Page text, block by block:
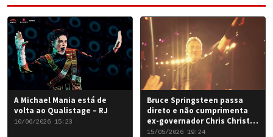
A Michael Mania está de
volta ao Qualistage – RJ
10/06/2026 15:23
Bruce Springsteen passa
direto e não cumprimenta
ex-governador Chris Christie
em Nova York
15/05/2026 19:24